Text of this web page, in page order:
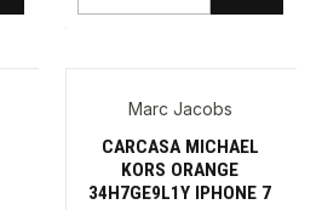
Marc Jacobs
CARCASA MICHAEL
KORS ORANGE
34H7GE9L1Y IPHONE 7